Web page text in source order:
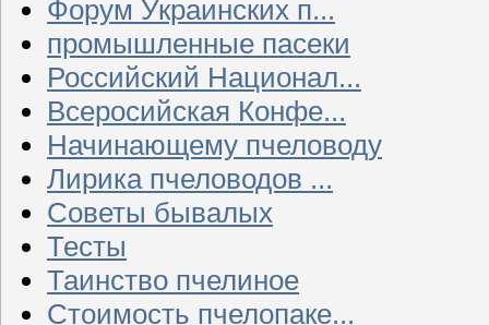
Форум Украинских п...
промышленные пасеки
Российский Национал...
Всеросийская Конфе...
Начинающему пчеловоду
Лирика пчеловодов ...
Советы бывалых
Тесты
Таинство пчелиное
Стоимость пчелопаке...